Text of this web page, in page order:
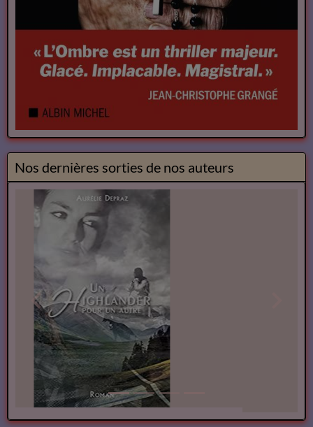
Nos dernières sorties de nos auteurs